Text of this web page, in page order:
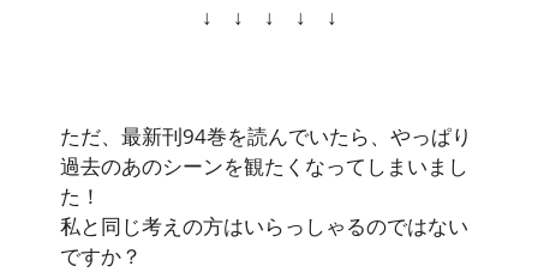
↓ ↓ ↓ ↓ ↓
ただ、最新刊94巻を読んでいたら、やっぱり
過去のあのシーンを観たくなってしまいまし
た！
私と同じ考えの方はいらっしゃるのではない
ですか？